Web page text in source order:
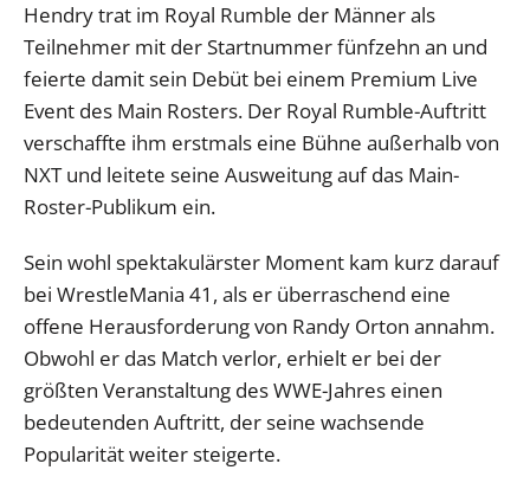
Hendry trat im Royal Rumble der Männer als
Teilnehmer mit der Startnummer fünfzehn an und
feierte damit sein Debüt bei einem Premium Live
Event des Main Rosters. Der Royal Rumble-Auftritt
verschaffte ihm erstmals eine Bühne außerhalb von
NXT und leitete seine Ausweitung auf das Main-
Roster-Publikum ein.
Sein wohl spektakulärster Moment kam kurz darauf
bei WrestleMania 41, als er überraschend eine
offene Herausforderung von Randy Orton annahm.
Obwohl er das Match verlor, erhielt er bei der
größten Veranstaltung des WWE-Jahres einen
bedeutenden Auftritt, der seine wachsende
Popularität weiter steigerte.